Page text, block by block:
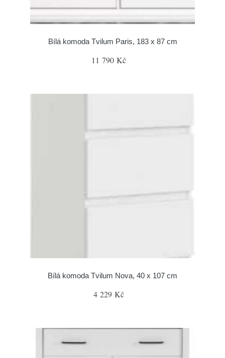
Bílá komoda Tvilum Paris, 183 x 87 cm
11 790 Kč
Bílá komoda Tvilum Nova, 40 x 107 cm
4 229 Kč